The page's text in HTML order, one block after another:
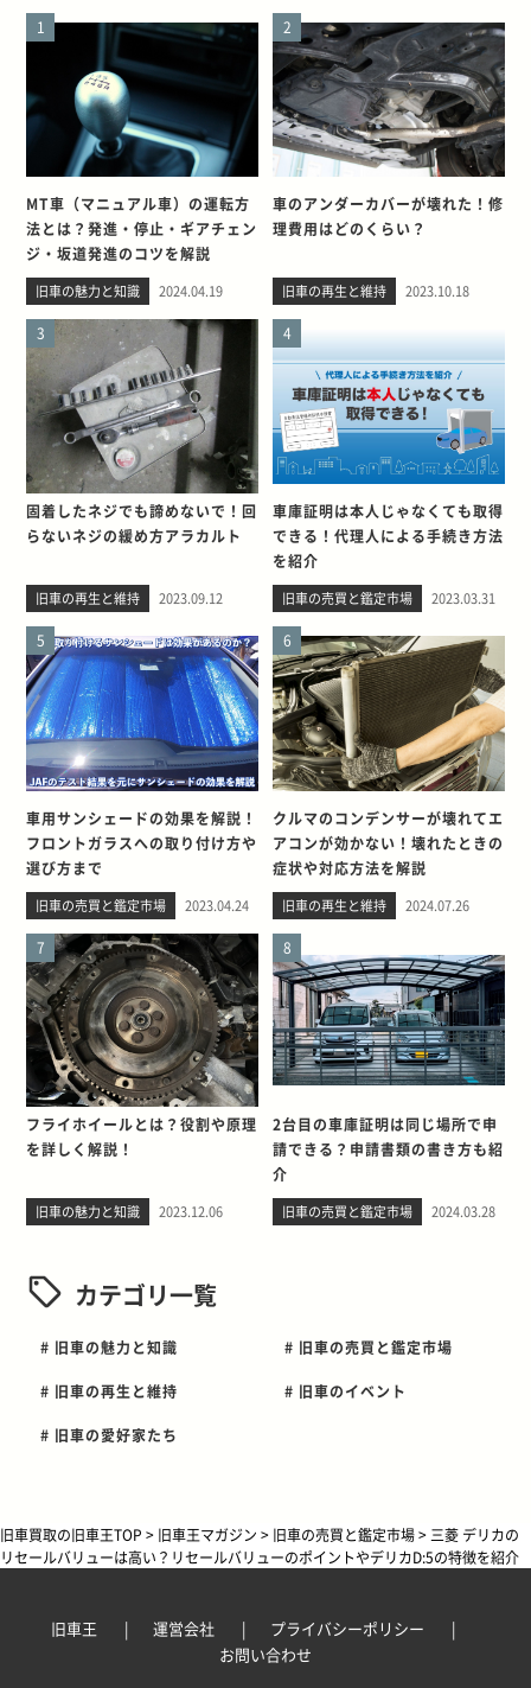
1
MT車（マニュアル車）の運転方
法とは？発進・停止・ギアチェン
ジ・坂道発進のコツを解説
旧車の魅力と知識 2024.04.19
2
車のアンダーカバーが壊れた！修
理費用はどのくらい？
旧車の再生と維持 2023.10.18
3
固着したネジでも諦めないで！回
らないネジの緩め方アラカルト
旧車の再生と維持 2023.09.12
4
車庫証明は本人じゃなくても取得
できる！代理人による手続き方法
を紹介
旧車の売買と鑑定市場 2023.03.31
5
車用サンシェードの効果を解説！
フロントガラスへの取り付け方や
選び方まで
旧車の売買と鑑定市場 2023.04.24
6
クルマのコンデンサーが壊れてエ
アコンが効かない！壊れたときの
症状や対応方法を解説
旧車の再生と維持 2024.07.26
7
フライホイールとは？役割や原理
を詳しく解説！
旧車の魅力と知識 2023.12.06
8
2台目の車庫証明は同じ場所で申
請できる？申請書類の書き方も紹
介
旧車の売買と鑑定市場 2024.03.28
カテゴリ一覧
# 旧車の魅力と知識 # 旧車の売買と鑑定市場
# 旧車の再生と維持 # 旧車のイベント
# 旧車の愛好家たち
旧車買取の旧車王TOP > 旧車王マガジン > 旧車の売買と鑑定市場>三菱 デリカの
リセールバリューは高い？リセールバリューのポイントやデリカD:5の特徴を紹介
旧車王 運営会社
プライバシーポリシー
お問い合わせ